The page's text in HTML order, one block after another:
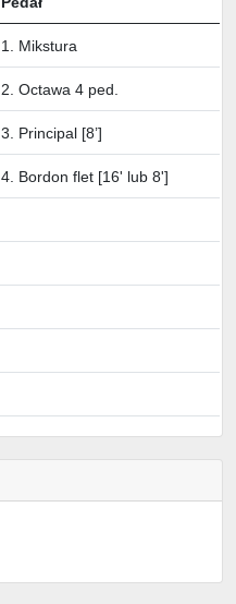
1. Mikstura
2. Octawa 4 ped.
3. Principal [8’]
4. Bordon flet [16' lub 8']